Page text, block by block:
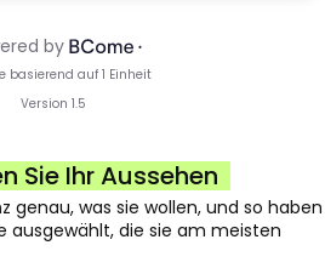
Sie Ihr Aussehen
genau, was sie wollen, und so haben
ausgewählt, die sie am meisten